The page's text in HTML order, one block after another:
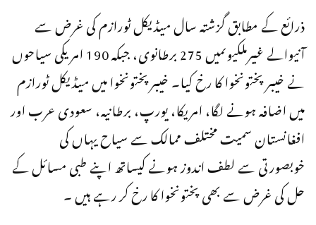
ذرائع کے مطابق گزشتہ سال میڈیکل ٹورازم کی غرض سے
آنیوالے غیرملکیوںمیں 275 برطانوی، جبکہ 190 امریکی سیاحوں
نے خیبر پختونخوا کا رخ کیا۔ خیبرپختونخوا میں میڈیکل ٹورازم
میں اضافہ ہونے لگا، امریکا، یورپ، برطانیہ، سعودی عرب اور
افغانستان سمیت مختلف ممالک سے سیاح یہاں کی
خوبصورتی سے لطف اندوز ہونے کیساتھ اپنے طبی مسائل کے
حل کی غرض سے بھی پختونخوا کا رخ کر رہے ہیں ۔